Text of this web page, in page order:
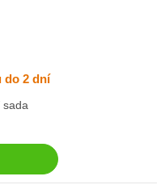
do 2 dní
sada